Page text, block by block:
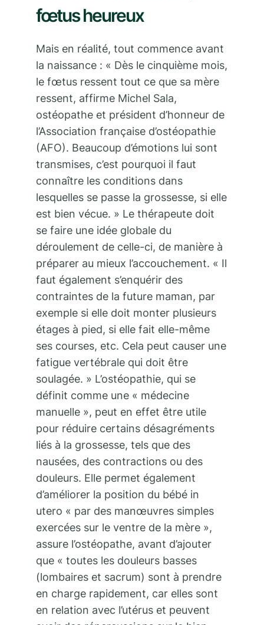
fœtus heureux
Mais en réalité, tout commence avant
la naissance : « Dès le cinquième mois,
le fœtus ressent tout ce que sa mère
ressent, affirme Michel Sala,
ostéopathe et président d’honneur de
l’Association française d’ostéopathie
(AFO). Beaucoup d’émotions lui sont
transmises, c’est pourquoi il faut
connaître les conditions dans
lesquelles se passe la grossesse, si elle
est bien vécue. » Le thérapeute doit
se faire une idée globale du
déroulement de celle-ci, de manière à
préparer au mieux l’accouchement. « Il
faut également s’enquérir des
contraintes de la future maman, par
exemple si elle doit monter plusieurs
étages à pied, si elle fait elle-même
ses courses, etc. Cela peut causer une
fatigue vertébrale qui doit être
soulagée. » L’ostéopathie, qui se
définit comme une « médecine
manuelle », peut en effet être utile
pour réduire certains désagréments
liés à la grossesse, tels que des
nausées, des contractions ou des
douleurs. Elle permet également
d’améliorer la position du bébé in
utero « par des manœuvres simples
exercées sur le ventre de la mère »,
assure l’ostéopathe, avant d’ajouter
que « toutes les douleurs basses
(lombaires et sacrum) sont à prendre
en charge rapidement, car elles sont
en relation avec l’utérus et peuvent